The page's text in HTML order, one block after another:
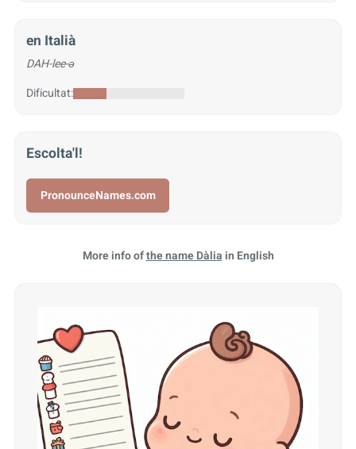
en Italià
DAH-lee-ə
Dificultat:
Escolta'l!
PronounceNames.com
More info ofthe name Dàliain English